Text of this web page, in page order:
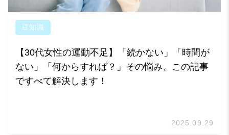
豆知識
【30代女性の運動不足】「続かない」「時間が
ない」「何からすれば？」その悩み、この記事
ですべて解決します！
2025.09.29